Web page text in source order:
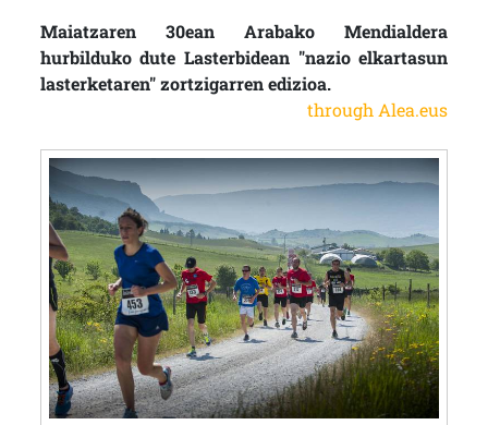
Maiatzaren 30ean Arabako Mendialdera
hurbilduko dute Lasterbidean "nazio elkartasun
lasterketaren" zortzigarren edizioa.
through Alea.eus